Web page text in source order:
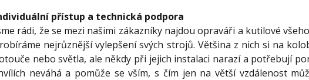
přístup a technická podpora
rádi, že se mezi našimi zákazníky najdou opraváři a kutilové
nejrůznější vylepšení svých strojů. Většina z nich si na
nebo světla, ale někdy při jejich instalaci narazí a potřebují
neváhá a pomůže se vším, s čím jen na větší vzdálenost